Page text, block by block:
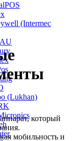
(Intermec
(Lukhan)
который
мобильность и